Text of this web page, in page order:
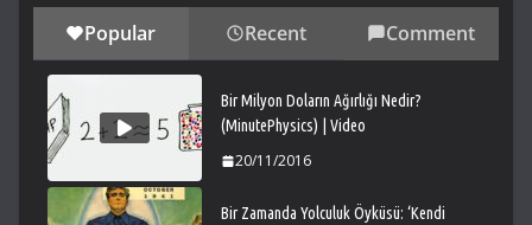
Popular Recent Comment
Bir Milyon Doların Ağırlığı Nedir?
(MinutePhysics) | Video
20/11/2016
Bir Zamanda Yolculuk Öyküsü: ‘Kendi